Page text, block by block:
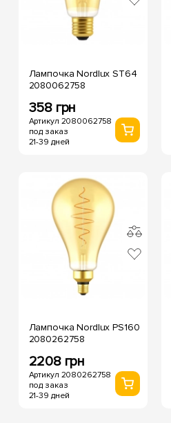
Лампочка Nordlux ST64
2080062758
358 грн
Артикул 2080062758
под заказ
21-39 дней
Лампочка Nordlux PS160
2080262758
2208 грн
Артикул 2080262758
под заказ
21-39 дней